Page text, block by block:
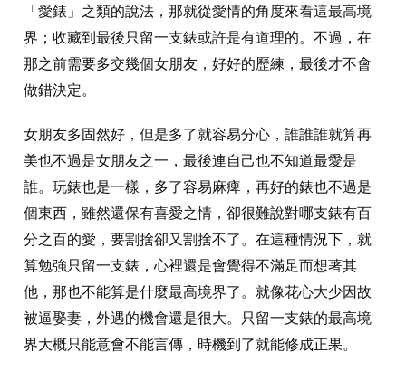
「愛錶」之類的說法，那就從愛情的角度來看這最高境
界；收藏到最後只留一支錶或許是有道理的。不過，在
那之前需要多交幾個女朋友，好好的歷練，最後才不會
做錯決定。
女朋友多固然好，但是多了就容易分心，誰誰誰就算再
美也不過是女朋友之一，最後連自己也不知道最愛是
誰。玩錶也是一樣，多了容易麻痺，再好的錶也不過是
個東西，雖然還保有喜愛之情，卻很難說對哪支錶有百
分之百的愛，要割捨卻又割捨不了。在這種情況下，就
算勉強只留一支錶，心裡還是會覺得不滿足而想著其
他，那也不能算是什麼最高境界了。就像花心大少因故
被逼娶妻，外遇的機會還是很大。只留一支錶的最高境
界大概只能意會不能言傳，時機到了就能修成正果。